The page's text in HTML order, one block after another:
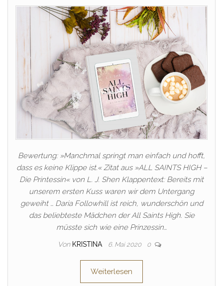
Bewertung: »Manchmal springt man einfach und hofft,
dass es keine Klippe ist.« Zitat aus »ALL SAINTS HIGH –
Die Printessin« von L. J. Shen Klappentext: Bereits mit
unserem ersten Kuss waren wir dem Untergang
geweiht … Daria Followhill ist reich, wunderschön und
das beliebteste Mädchen der All Saints High. Sie
müsste sich wie eine Prinzessin…
Von KRISTINA 6. Mai 2020 0
Weiterlesen